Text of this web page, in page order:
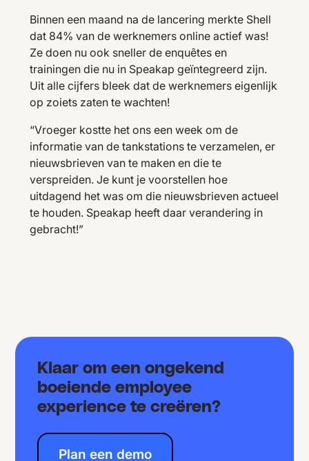
Binnen een maand na de lancering merkte Shell
dat 84% van de werknemers online actief was!
Ze doen nu ook sneller de enquêtes en
trainingen die nu in Speakap geïntegreerd zijn.
Uit alle cijfers bleek dat de werknemers eigenlijk
op zoiets zaten te wachten!
“Vroeger kostte het ons een week om de
informatie van de tankstations te verzamelen, er
nieuwsbrieven van te maken en die te
verspreiden. Je kunt je voorstellen hoe
uitdagend het was om die nieuwsbrieven actueel
te houden. Speakap heeft daar verandering in
gebracht!”
Klaar om een ongekend
boeiende employee
experience te creëren?
Plan een demo